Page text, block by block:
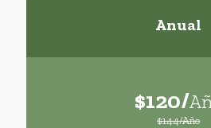
Anual
$120/
$144/Año